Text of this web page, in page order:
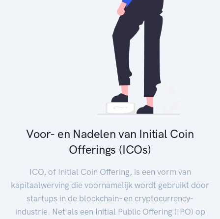
Voor- en Nadelen van Initial Coin
Offerings (ICOs)
ICO, of Initial Coin Offering, is een vorm van
kapitaalwerving die voornamelijk wordt gebruikt door
startups in de blockchain- en cryptocurrency-
industrie. Net als een Initial Public Offering (IPO) op